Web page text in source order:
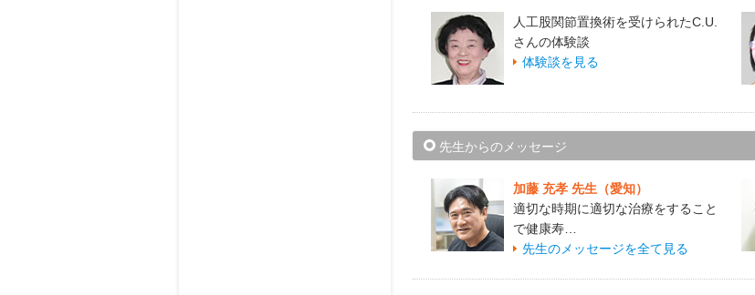
人工股関節置換術を受けられたC.U.
さんの体験談
体験談を見る
先生からのメッセージ
加藤 充孝 先生（愛知）
適切な時期に適切な治療をすること
で健康寿…
先生のメッセージを全て見る